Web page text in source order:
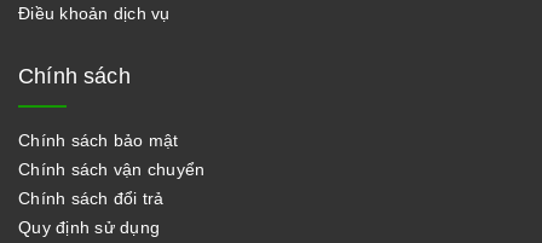
Điều khoản dịch vụ
Chính sách
Chính sách bảo mật
Chính sách vận chuyển
Chính sách đổi trả
Quy định sử dụng